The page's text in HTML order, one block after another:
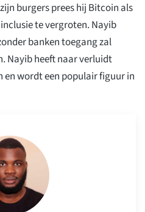
burgers prees hij Bitcoin als
te vergroten. Nayib
banken toegang zal
Nayib heeft naar verluidt
wordt een populair figuur in